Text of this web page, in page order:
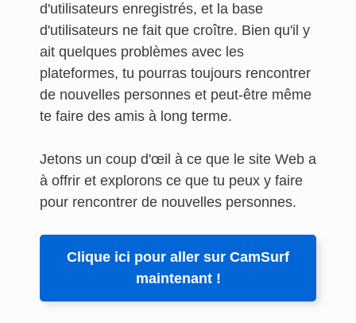
d'utilisateurs enregistrés, et la base
d'utilisateurs ne fait que croître. Bien qu'il y
ait quelques problèmes avec les
plateformes, tu pourras toujours rencontrer
de nouvelles personnes et peut-être même
te faire des amis à long terme.
Jetons un coup d'œil à ce que le site Web a
à offrir et explorons ce que tu peux y faire
pour rencontrer de nouvelles personnes.
Clique ici pour aller sur CamSurf
maintenant !